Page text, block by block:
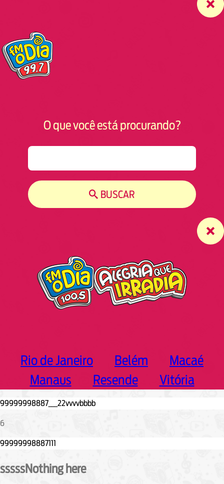
O que você está procurando?
BUSCAR
Rio de Janeiro Belém
Macaé
Manaus
Resende Vitória
6
sssssNothing here